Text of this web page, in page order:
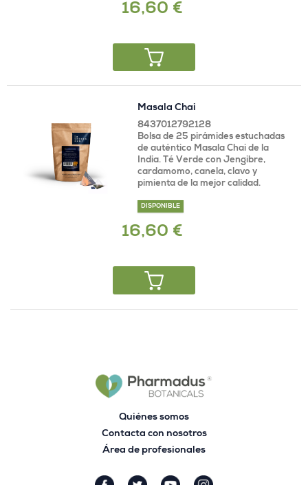
16,60 €
Masala Chai
8437012792128
Bolsa de 25 pirámides estuchadas
de auténtico Masala Chai de la
India. Té Verde con Jengibre,
cardamomo, canela, clavo y
pimienta de la mejor calidad.
DISPONIBLE
16,60 €
Quiénes somos
Contacta con nosotros
Área de profesionales